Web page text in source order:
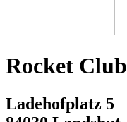
Rocket Club
Ladehofplatz 5